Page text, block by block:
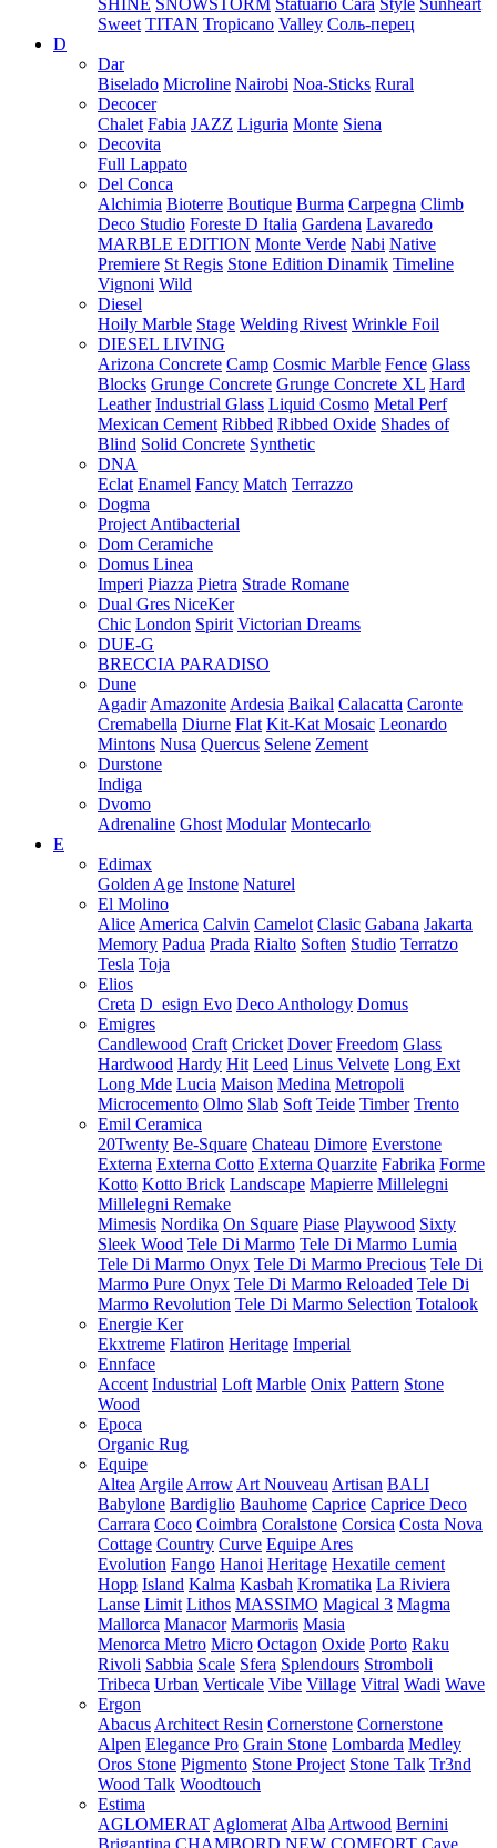
SHINE SNOWSTORM Statuario Cara Style Sunheart
Sweet TITAN Tropicano Valley Соль-перец
D
Dar
Biselado Microline Nairobi Noa-Sticks Rural
Decocer
Chalet Fabia JAZZ Liguria Monte Siena
Decovita
Full Lappato
Del Conca
Alchimia Bioterre Boutique Burma Carpegna Climb
Deco Studio Foreste D Italia Gardena Lavaredo
MARBLE EDITION Monte Verde Nabi Native
Premiere St Regis Stone Edition Dinamik Timeline
Vignoni Wild
Diesel
Hoily Marble Stage Welding Rivest Wrinkle Foil
DIESEL LIVING
Arizona Concrete Camp Cosmic Marble Fence Glass
Blocks Grunge Concrete Grunge Concrete XL Hard
Leather Industrial Glass Liquid Cosmo Metal Perf
Mexican Cement Ribbed Ribbed Oxide Shades of
Blind Solid Concrete Synthetic
DNA
Eclat Enamel Fancy Match Terrazzo
Dogma
Project Antibacterial
Dom Ceramiche
Domus Linea
Imperi Piazza Pietra Strade Romane
Dual Gres NiceKer
Chic London Spirit Victorian Dreams
DUE-G
BRECCIA PARADISO
Dune
Agadir Amazonite Ardesia Baikal Calacatta Caronte
Cremabella Diurne Flat Kit-Kat Mosaic Leonardo
Mintons Nusa Quercus Selene Zement
Durstone
Indiga
Dvomo
Adrenaline Ghost Modular Montecarlo
E
Edimax
Golden Age Instone Naturel
El Molino
Alice America Calvin Camelot Clasic Gabana Jakarta
Memory Padua Prada Rialto Soften Studio Terratzo
Tesla Toja
Elios
Creta D_esign Evo Deco Anthology Domus
Emigres
Candlewood Craft Cricket Dover Freedom Glass
Hardwood Hardy Hit Leed Linus Velvete Long Ext
Long Mde Lucia Maison Medina Metropoli
Microcemento Olmo Slab Soft Teide Timber Trento
Emil Ceramica
20Twenty Be-Square Chateau Dimore Everstone
Externa Externa Cotto Externa Quarzite Fabrika Forme
Kotto Kotto Brick Landscape Mapierre Millelegni
Millelegni Remake
Mimesis Nordika On Square Piase Playwood Sixty
Sleek Wood Tele Di Marmo Tele Di Marmo Lumia
Tele Di Marmo Onyx Tele Di Marmo Precious Tele Di
Marmo Pure Onyx Tele Di Marmo Reloaded Tele Di
Marmo Revolution Tele Di Marmo Selection Totalook
Energie Ker
Ekxtreme Flatiron Heritage Imperial
Ennface
Accent Industrial Loft Marble Onix Pattern Stone
Wood
Epoca
Organic Rug
Equipe
Altea Argile Arrow Art Nouveau Artisan BALI
Babylone Bardiglio Bauhome Caprice Caprice Deco
Carrara Coco Coimbra Coralstone Corsica Costa Nova
Cottage Country Curve Equipe Ares
Evolution Fango Hanoi Heritage Hexatile cement
Hopp Island Kalma Kasbah Kromatika La Riviera
Lanse Limit Lithos MASSIMO Magical 3 Magma
Mallorca Manacor Marmoris Masia
Menorca Metro Micro Octagon Oxide Porto Raku
Rivoli Sabbia Scale Sfera Splendours Stromboli
Tribeca Urban Verticale Vibe Village Vitral Wadi Wave
Ergon
Abacus Architect Resin Cornerstone Cornerstone
Alpen Elegance Pro Grain Stone Lombarda Medley
Oros Stone Pigmento Stone Project Stone Talk Tr3nd
Wood Talk Woodtouch
Estima
AGLOMERAT Aglomerat Alba Artwood Bernini